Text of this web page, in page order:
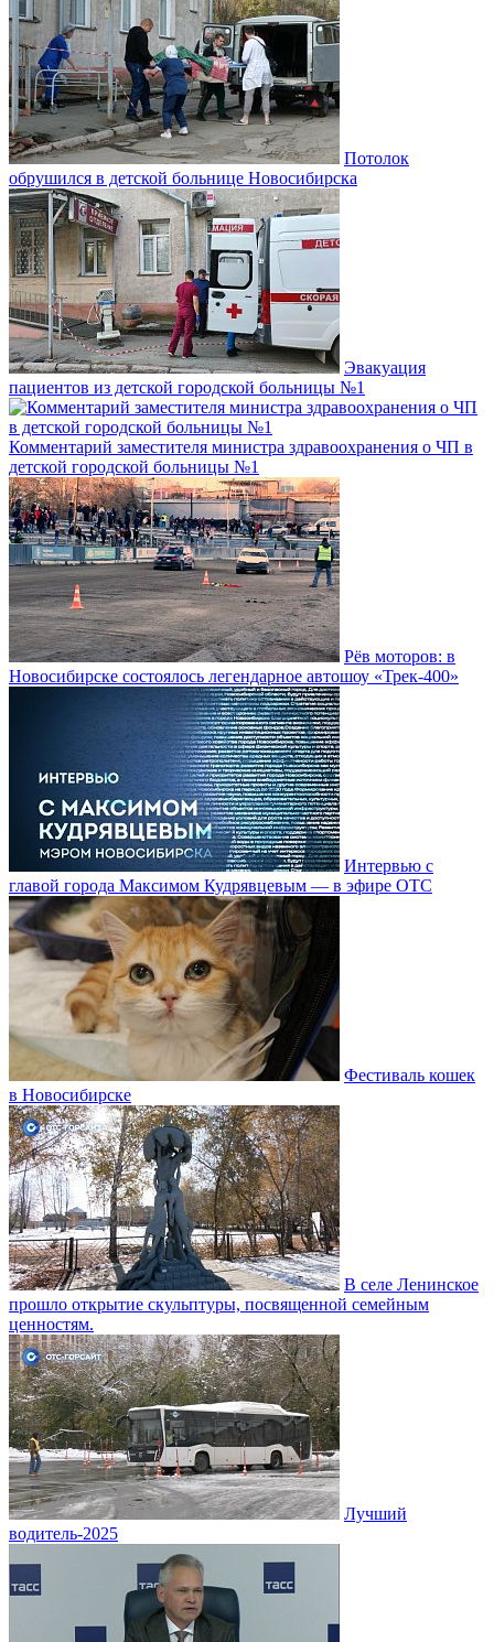
Потолок
обрушился в детской больнице Новосибирска
Эвакуация
пациентов из детской городской больницы №1
Комментарий заместителя министра здравоохранения о ЧП в
детской городской больницы №1
Рёв моторов: в
Новосибирске состоялось легендарное автошоу «Трек-400»
Интервью с
главой города Максимом Кудрявцевым — в эфире ОТС
Фестиваль кошек
в Новосибирске
В селе Ленинское
прошло открытие скульптуры, посвященной семейным
ценностям.
Лучший
водитель-2025